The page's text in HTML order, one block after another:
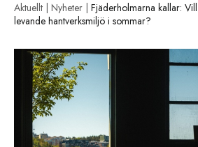
Aktuellt | Nyheter Fjäderholmarna kallar:
levande hantverksmiljö i sommar?